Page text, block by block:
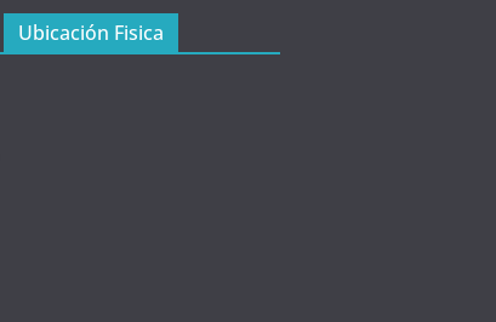
Ubicación Fisica